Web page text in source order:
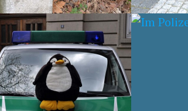
ALS POLIZIST
14. JUNI 2009